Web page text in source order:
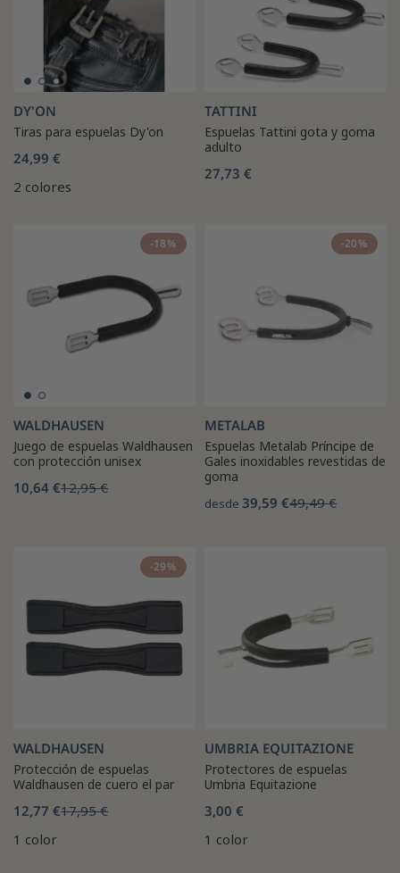
DY'ON
Tiras para espuelas Dy'on
24,99 €
2 colores
TATTINI
Espuelas Tattini gota y goma
adulto
27,73 €
-18%
WALDHAUSEN
Juego de espuelas Waldhausen
con protección unisex
10,64 €12,95 €
-20%
METALAB
Espuelas Metalab Príncipe de
Gales inoxidables revestidas de
goma
desde 39,59 €49,49 €
-29%
WALDHAUSEN
Protección de espuelas
Waldhausen de cuero el par
12,77 €17,95 €
1 color
UMBRIA EQUITAZIONE
Protectores de espuelas
Umbria Equitazione
3,00 €
1 color